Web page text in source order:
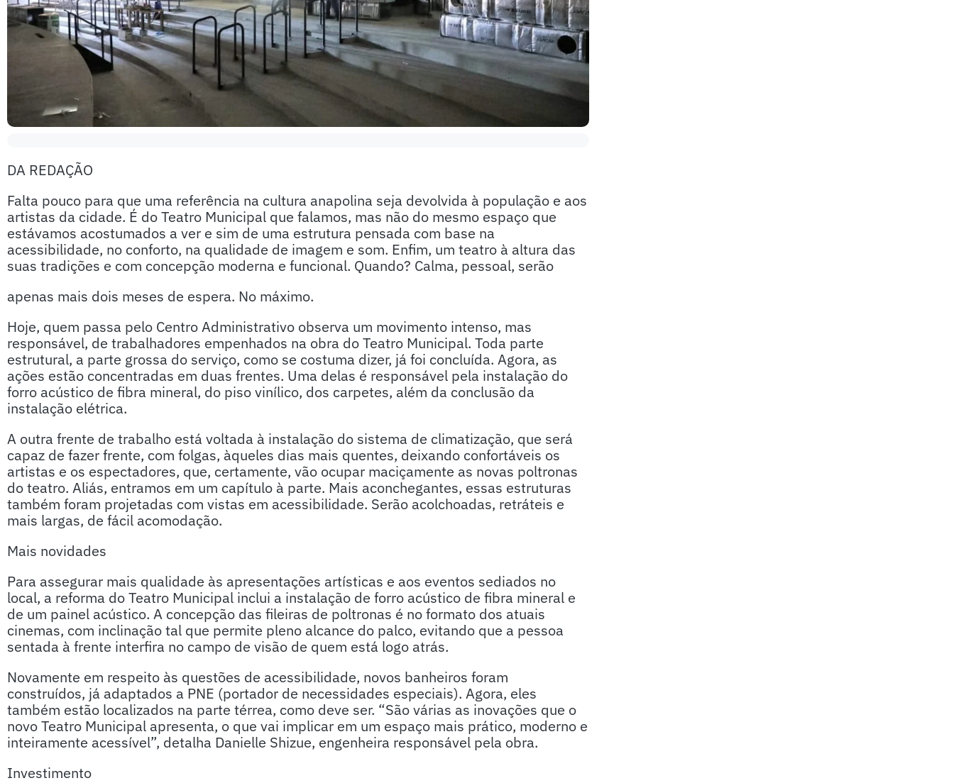
DA REDAÇÃO
Falta pouco para que uma referência na cultura anapolina seja devolvida à população e aos
artistas da cidade. É do Teatro Municipal que falamos, mas não do mesmo espaço que
estávamos acostumados a ver e sim de uma estrutura pensada com base na
acessibilidade, no conforto, na qualidade de imagem e som. Enfim, um teatro à altura das
suas tradições e com concepção moderna e funcional. Quando? Calma, pessoal, serão
apenas mais dois meses de espera. No máximo.
Hoje, quem passa pelo Centro Administrativo observa um movimento intenso, mas
responsável, de trabalhadores empenhados na obra do Teatro Municipal. Toda parte
estrutural, a parte grossa do serviço, como se costuma dizer, já foi concluída. Agora, as
ações estão concentradas em duas frentes. Uma delas é responsável pela instalação do
forro acústico de fibra mineral, do piso vinílico, dos carpetes, além da conclusão da
instalação elétrica.
A outra frente de trabalho está voltada à instalação do sistema de climatização, que será
capaz de fazer frente, com folgas, àqueles dias mais quentes, deixando confortáveis os
artistas e os espectadores, que, certamente, vão ocupar maciçamente as novas poltronas
do teatro. Aliás, entramos em um capítulo à parte. Mais aconchegantes, essas estruturas
também foram projetadas com vistas em acessibilidade. Serão acolchoadas, retráteis e
mais largas, de fácil acomodação.
Mais novidades
Para assegurar mais qualidade às apresentações artísticas e aos eventos sediados no
local, a reforma do Teatro Municipal inclui a instalação de forro acústico de fibra mineral e
de um painel acústico. A concepção das fileiras de poltronas é no formato dos atuais
cinemas, com inclinação tal que permite pleno alcance do palco, evitando que a pessoa
sentada à frente interfira no campo de visão de quem está logo atrás.
Novamente em respeito às questões de acessibilidade, novos banheiros foram
construídos, já adaptados a PNE (portador de necessidades especiais). Agora, eles
também estão localizados na parte térrea, como deve ser. “São várias as inovações que o
novo Teatro Municipal apresenta, o que vai implicar em um espaço mais prático, moderno e
inteiramente acessível”, detalha Danielle Shizue, engenheira responsável pela obra.
Investimento